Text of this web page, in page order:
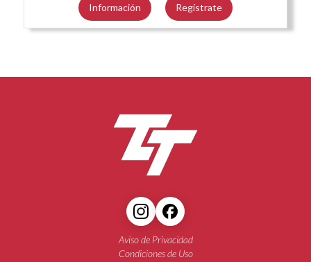
Información Regístrate
Aviso de Privacidad
Condiciones de Uso